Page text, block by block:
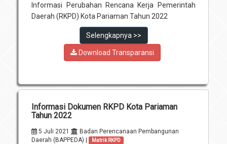
Informasi Perubahan Rencana Kerja Pemerintah
Daerah (RKPD) Kota Pariaman Tahun 2022
Selengkapnya >>
Download Transparansi
Informasi Dokumen RKPD Kota Pariaman
Tahun 2022
5 Juli 2021
Badan Perencanaan Pembangunan
Daerah (BAPPEDA) |
Matrik RKPD